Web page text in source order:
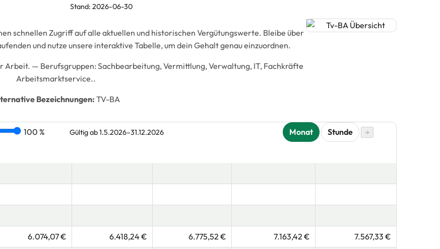
Stand: 2026-06-30
schnellen Zugriff auf alle aktuellen und historischen Vergütungswerte. Bleibe über
und nutze unsere interaktive Tabelle, um dein Gehalt genau einzuordnen.
Arbeit. — Berufsgruppen: Sachbearbeitung, Vermittlung, Verwaltung, IT, Fachkräfte
Arbeitsmarktservice..
Bezeichnungen:TV-BA
100 % Gültig ab 1.5.2026–31.12.2026 Monat Stunde →
6.074,07 € 6.418,24 € 6.775,52 € 7.163,42 € 7.567,33 €